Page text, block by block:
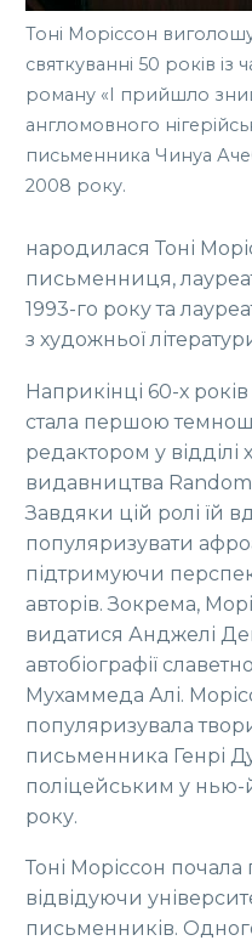
Тоні Моріссон
святкуванні 50 років із
роману «І прийшло
англомовного
письменника Чинуа
2008 року.
народилася Тоні
письменниця,
1993-го року та
з художньої
Наприкінці 60-х
стала першою
редактором у відділі
видавництва
Завдяки цій ролі їй
популяризувати
підтримуючи
авторів. Зокрема,
видатися Анджелі
автобіографії
Мухаммеда Алі.
популяризувала
письменника Генрі
поліцейським у нью-
року.
Тоні Моріссон почала
відвідуючи
письменників.